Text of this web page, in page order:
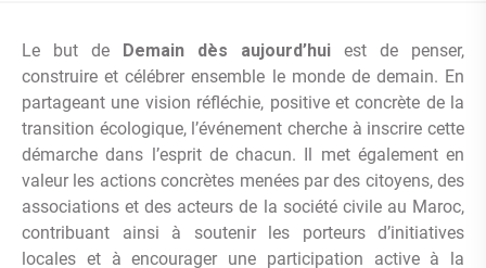
Le but de Demain dès aujourd’hui est de penser,
construire et célébrer ensemble le monde de demain. En
partageant une vision réfléchie, positive et concrète de la
transition écologique, l’événement cherche à inscrire cette
démarche dans l’esprit de chacun. Il met également en
valeur les actions concrètes menées par des citoyens, des
associations et des acteurs de la société civile au Maroc,
contribuant ainsi à soutenir les porteurs d’initiatives
locales et à encourager une participation active à la